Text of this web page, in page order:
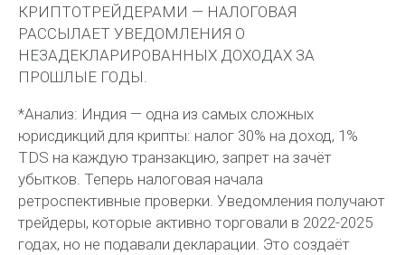
КРИПТОТРЕЙДЕРАМИ — НАЛОГОВАЯ
РАССЫЛАЕТ УВЕДОМЛЕНИЯ О
НЕЗАДЕКЛАРИРОВАННЫХ ДОХОДАХ ЗА
ПРОШЛЫЕ ГОДЫ.
*Анализ: Индия — одна из самых сложных
юрисдикций для крипты: налог 30% на доход, 1%
TDS на каждую транзакцию, запрет на зачёт
убытков. Теперь налоговая начала
ретроспективные проверки. Уведомления получают
трейдеры, которые активно торговали в 2022-2025
годах, но не подавали декларации. Это создаёт